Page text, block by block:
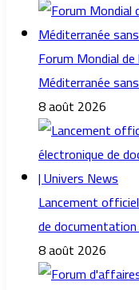
Forum Mondial
Méditerranée
8 août 2026
Lancement
de
8 août 2026